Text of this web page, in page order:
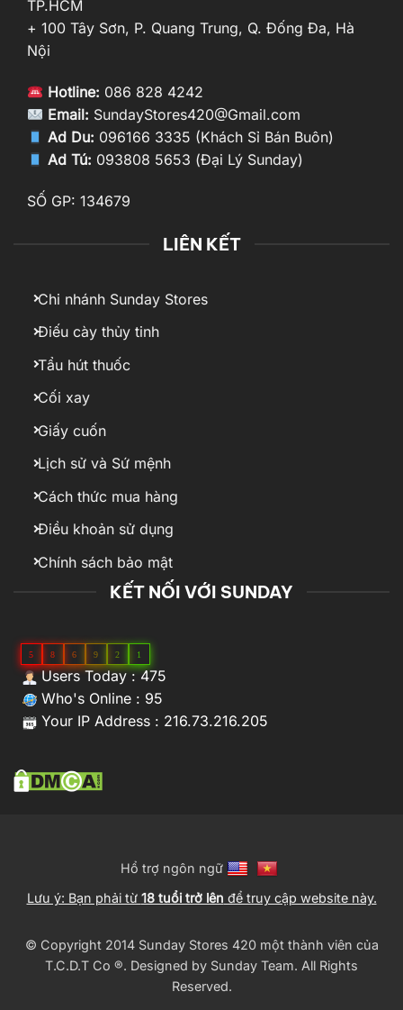
TP.HCM
+ 100 Tây Sơn, P. Quang Trung, Q. Đống Đa, Hà
Nội
Hotline: 086 828 4242
Email: SundayStores420@Gmail.com
Ad Du: 096166 3335 (Khách Sỉ Bán Buôn)
Ad Tú: 093808 5653 (Đại Lý Sunday)
SỐ GP: 134679
LIÊN KẾT
Chi nhánh Sunday Stores
Điếu cày thủy tinh
Tẩu hút thuốc
Cối xay
Giấy cuốn
Lịch sử và Sứ mệnh
Cách thức mua hàng
Điều khoản sử dụng
Chính sách bảo mật
KẾT NỐI VỚI SUNDAY
5 8 6 9 2 1
Users Today : 475
Who's Online : 95
Your IP Address : 216.73.216.205
Hổ trợ ngôn ngữ
Lưu ý: Bạn phải từ 18 tuổi trở lên để truy cập website này.
© Copyright 2014 Sunday Stores 420 một thành viên của
T.C.D.T Co ®️. Designed by Sunday Team. All Rights
Reserved.